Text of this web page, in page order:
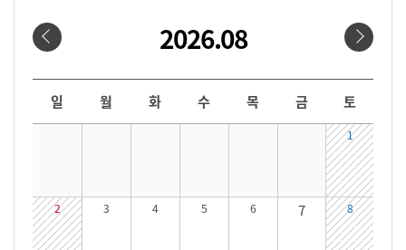
2026.08
날짜선택
일 월 화 수 목 금 토
1
2 3 4 5 6 7 8